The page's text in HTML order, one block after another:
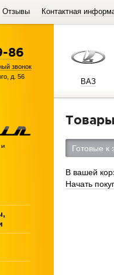
Отзывы Контактная
ВАЗ
Готовые к
В вашей
Начать
86
звонок
д. 56